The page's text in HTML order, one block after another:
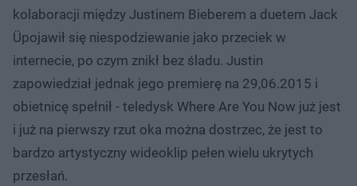
kolaboracji między Justinem Bieberem a duetem Jack
Üpojawił się niespodziewanie jako przeciek w
internecie, po czym znikł bez śladu. Justin
zapowiedział jednak jego premierę na 29,06.2015 i
obietnicę spełnił - teledysk Where Are You Now już jest
i już na pierwszy rzut oka można dostrzec, że jest to
bardzo artystyczny wideoklip pełen wielu ukrytych
przesłań.